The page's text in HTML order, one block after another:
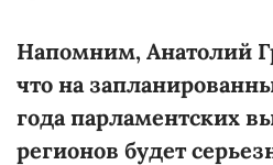
Напомним, Анатолий
что на
года парламентских
регионов будет